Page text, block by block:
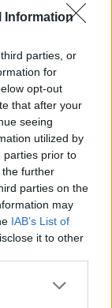
Information
parties, or
for
opt-out
that after your
seeing
utilized by
parties prior to
further
parties on the
may
IAB’s List of
it to other
more Google
skincare